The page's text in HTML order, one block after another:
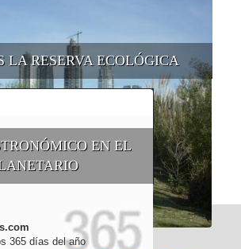
LA RESERVA ECOLÓGICA
EN EL
365 días del año